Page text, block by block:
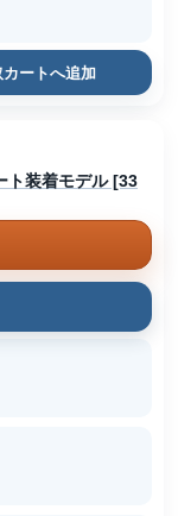
カートへ追加
ト装着モデル [33